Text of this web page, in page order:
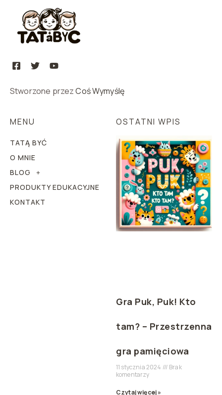
Stworzone przezCoś Wymyślę
MENU
TATĄ BYĆ
O MNIE
BLOG
PRODUKTY EDUKACYJNE
KONTAKT
OSTATNI WPIS
Gra Puk, Puk! Kto
tam? – Przestrzenna
gra pamięciowa
11 stycznia 2024
Brak
komentarzy
Czytaj więcej »